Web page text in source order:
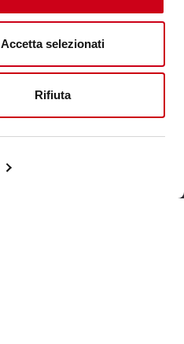
Accetta selezionati
Rifiuta